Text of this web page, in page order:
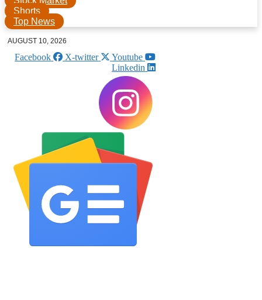
Shorts
Top News
AUGUST 10, 2026
Facebook X-twitter
Youtube
Linkedin